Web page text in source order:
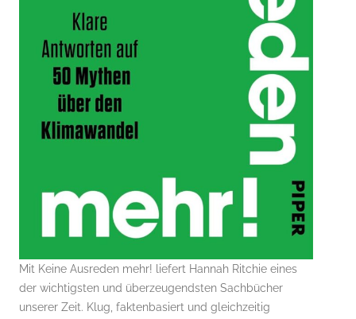
Mit Keine Ausreden mehr! liefert Hannah Ritchie eines
der wichtigsten und überzeugendsten Sachbücher
unserer Zeit. Klug, faktenbasiert und gleichzeitig